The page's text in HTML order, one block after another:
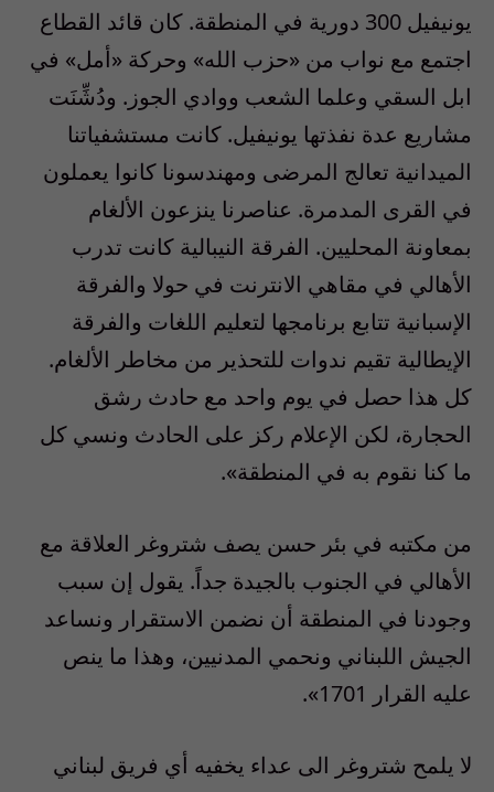
يونيفيل 300 دورية في المنطقة. كان قائد القطاع
اجتمع مع نواب من «حزب الله» وحركة «أمل» في
ابل السقي وعلما الشعب ووادي الجوز. ودُشِّنَت
مشاريع عدة نفذتها يونيفيل. كانت مستشفياتنا
الميدانية تعالج المرضى ومهندسونا كانوا يعملون
في القرى المدمرة. عناصرنا ينزعون الألغام
بمعاونة المحليين. الفرقة النيبالية كانت تدرب
الأهالي في مقاهي الانترنت في حولا والفرقة
الإسبانية تتابع برنامجها لتعليم اللغات والفرقة
الإيطالية تقيم ندوات للتحذير من مخاطر الألغام.
كل هذا حصل في يوم واحد مع حادث رشق
الحجارة، لكن الإعلام ركز على الحادث ونسي كل
ما كنا نقوم به في المنطقة».
من مكتبه في بئر حسن يصف شتروغر العلاقة مع
الأهالي في الجنوب بالجيدة جداً. يقول إن سبب
وجودنا في المنطقة أن نضمن الاستقرار ونساعد
الجيش اللبناني ونحمي المدنيين، وهذا ما ينص
عليه القرار 1701».
لا يلمح شتروغر الى عداء يخفيه أي فريق لبناني